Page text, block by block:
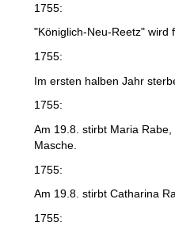
1755:
"Königlich-Neu-Reetz" wird
1755:
Im ersten halben Jahr
1755:
Am 19.8. stirbt Maria
Masche.
1755:
Am 19.8. stirbt Catharina
1755: